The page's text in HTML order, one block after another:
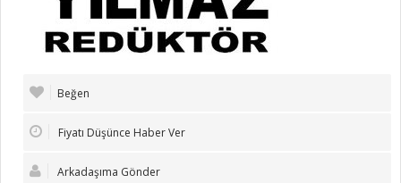
Beğen
Fiyatı Düşünce Haber Ver
Arkadaşıma Gönder